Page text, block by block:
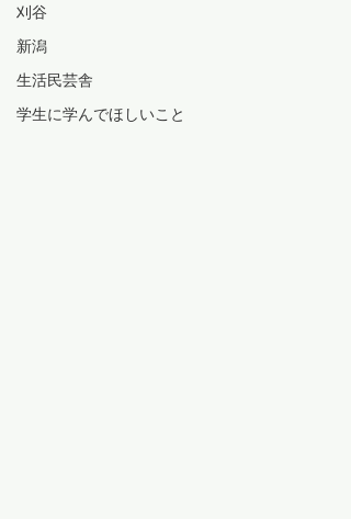
刈谷
新潟
生活民芸舎
学生に学んでほしいこと